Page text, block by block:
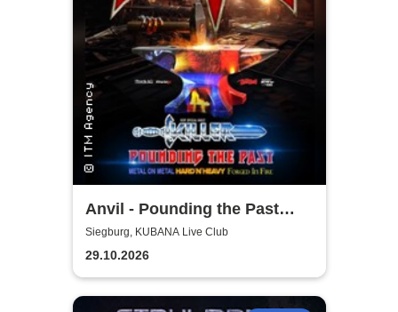
Anvil - Pounding the Past
Tour
Siegburg, KUBANA Live Club
29.10.2026